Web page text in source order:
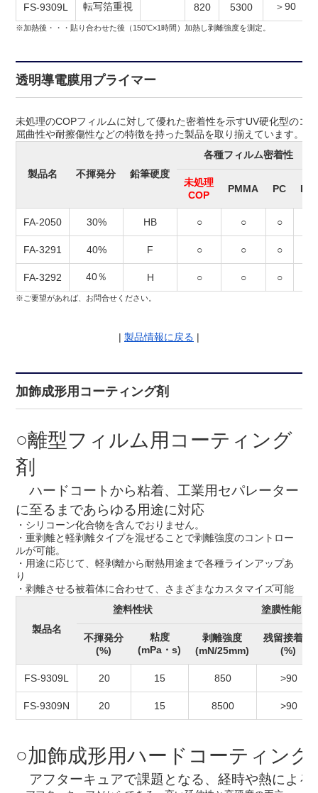
FS-9309L 転写箔重視 820 5300 ＞90
※加熱後・・・貼り合わせた後（150℃×1時間）加熱し剥離強度を測定。
透明導電膜用プライマー
未処理のCOPフィルムに対して優れた密着性を示すUV硬化型のコ
屈曲性や耐擦傷性などの特徴を持った製品を取り揃えています。
製品名 不揮発分 鉛筆硬度
各種フィルム密着性
未処理
COP
PMMA PC PS
FA-2050 30% HB ○ ○ ○
FA-3291 40% F ○ ○ ○
FA-3292 40％ H ○ ○ ○
※ご要望があれば、お問合せください。
| 製品情報に戻る |
加飾成形用コーティング剤
○離型フィルム用コーティング
剤
ハードコートから粘着、工業用セパレーター
に至るまであらゆる用途に対応
・シリコーン化合物を含んでおりません。
・重剥離と軽剥離タイプを混ぜることで剥離強度のコントロー
ルが可能。
・用途に応じて、軽剥離から耐熱用途まで各種ラインアップあ
り
・剥離させる被着体に合わせて、さまざまなカスタマイズ可能
製品名
塗料性状 塗膜性能
不揮発分
(%)
粘度
(mPa・s)
剥離強度
(mN/25mm)
残留接着率
(%)
FS-9309L 20 15 850 >90
FS-9309N 20 15 8500 >90
○加飾成形用ハードコーティング
アフターキュアで課題となる、経時や熱による